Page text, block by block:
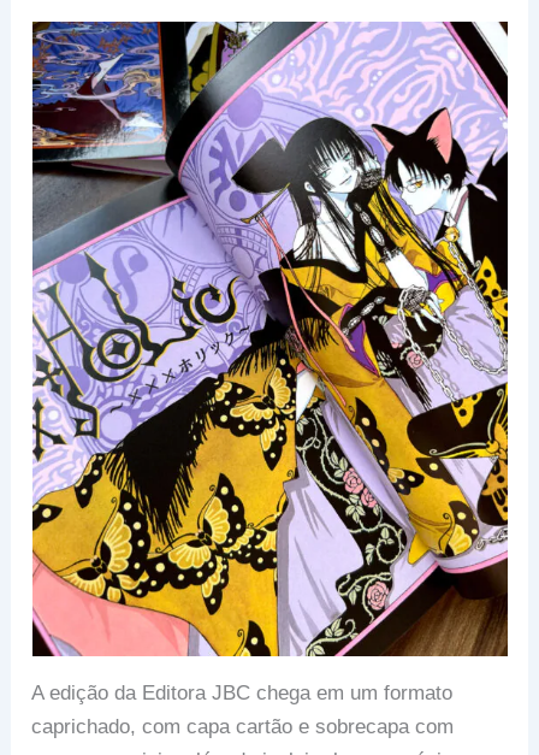
A edição da Editora JBC chega em um formato
caprichado, com capa cartão e sobrecapa com